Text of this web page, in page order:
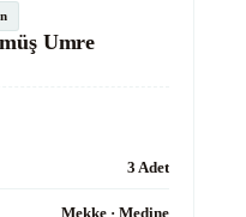
Umre
3 Adet
Mekke · Medine